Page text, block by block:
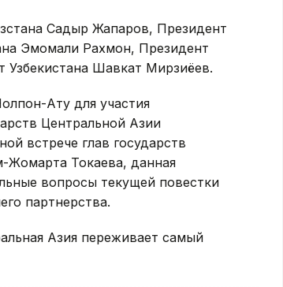
Садыр Жапаров, Президент
Эмомали Рахмон, Президент
Шавкат Мирзиёев.
Ату для участия
Центральной Азии
встрече глав государств
Жомарта Токаева, данная
вопросы текущей повестки
партнерства.
Азия переживает самый